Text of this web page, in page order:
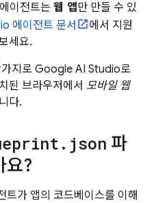
에이전트는 웹 앱만 만들 수 있
에이전트 문서
에서 지원
세요.
지로 Google AI Studio로
된 브라우저에서 모바일 웹
다.
. json 파
요?
트가 앱의 코드베이스를 이해